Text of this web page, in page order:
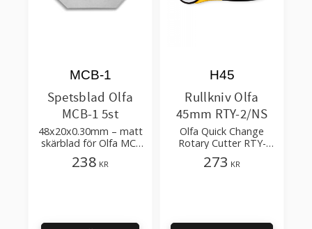
Spetsblad Olfa
MCB-1 5st
48x20x0.30mm – matt
skärblad för Olfa MC-
45, MC-45/2B, MC-
45/DX
MCB-1
238 KR
Rullkniv Olfa
45mm RTY-2/NS
Olfa Quick Change
Rotary Cutter RTY-
2/NS (45mm) – att
skära tyger, papper,
H45
273 KR